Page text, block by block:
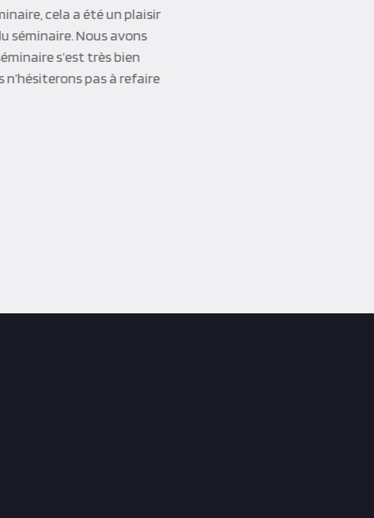
cela a été un plaisir
séminaire. Nous avons
s’est très bien
pas à refaire